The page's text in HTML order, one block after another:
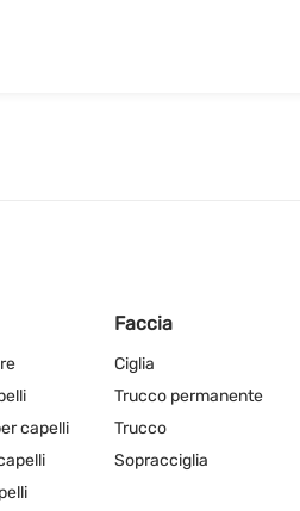
capelli
Faccia
Ciglia
Trucco permanente
Trucco
Sopracciglia